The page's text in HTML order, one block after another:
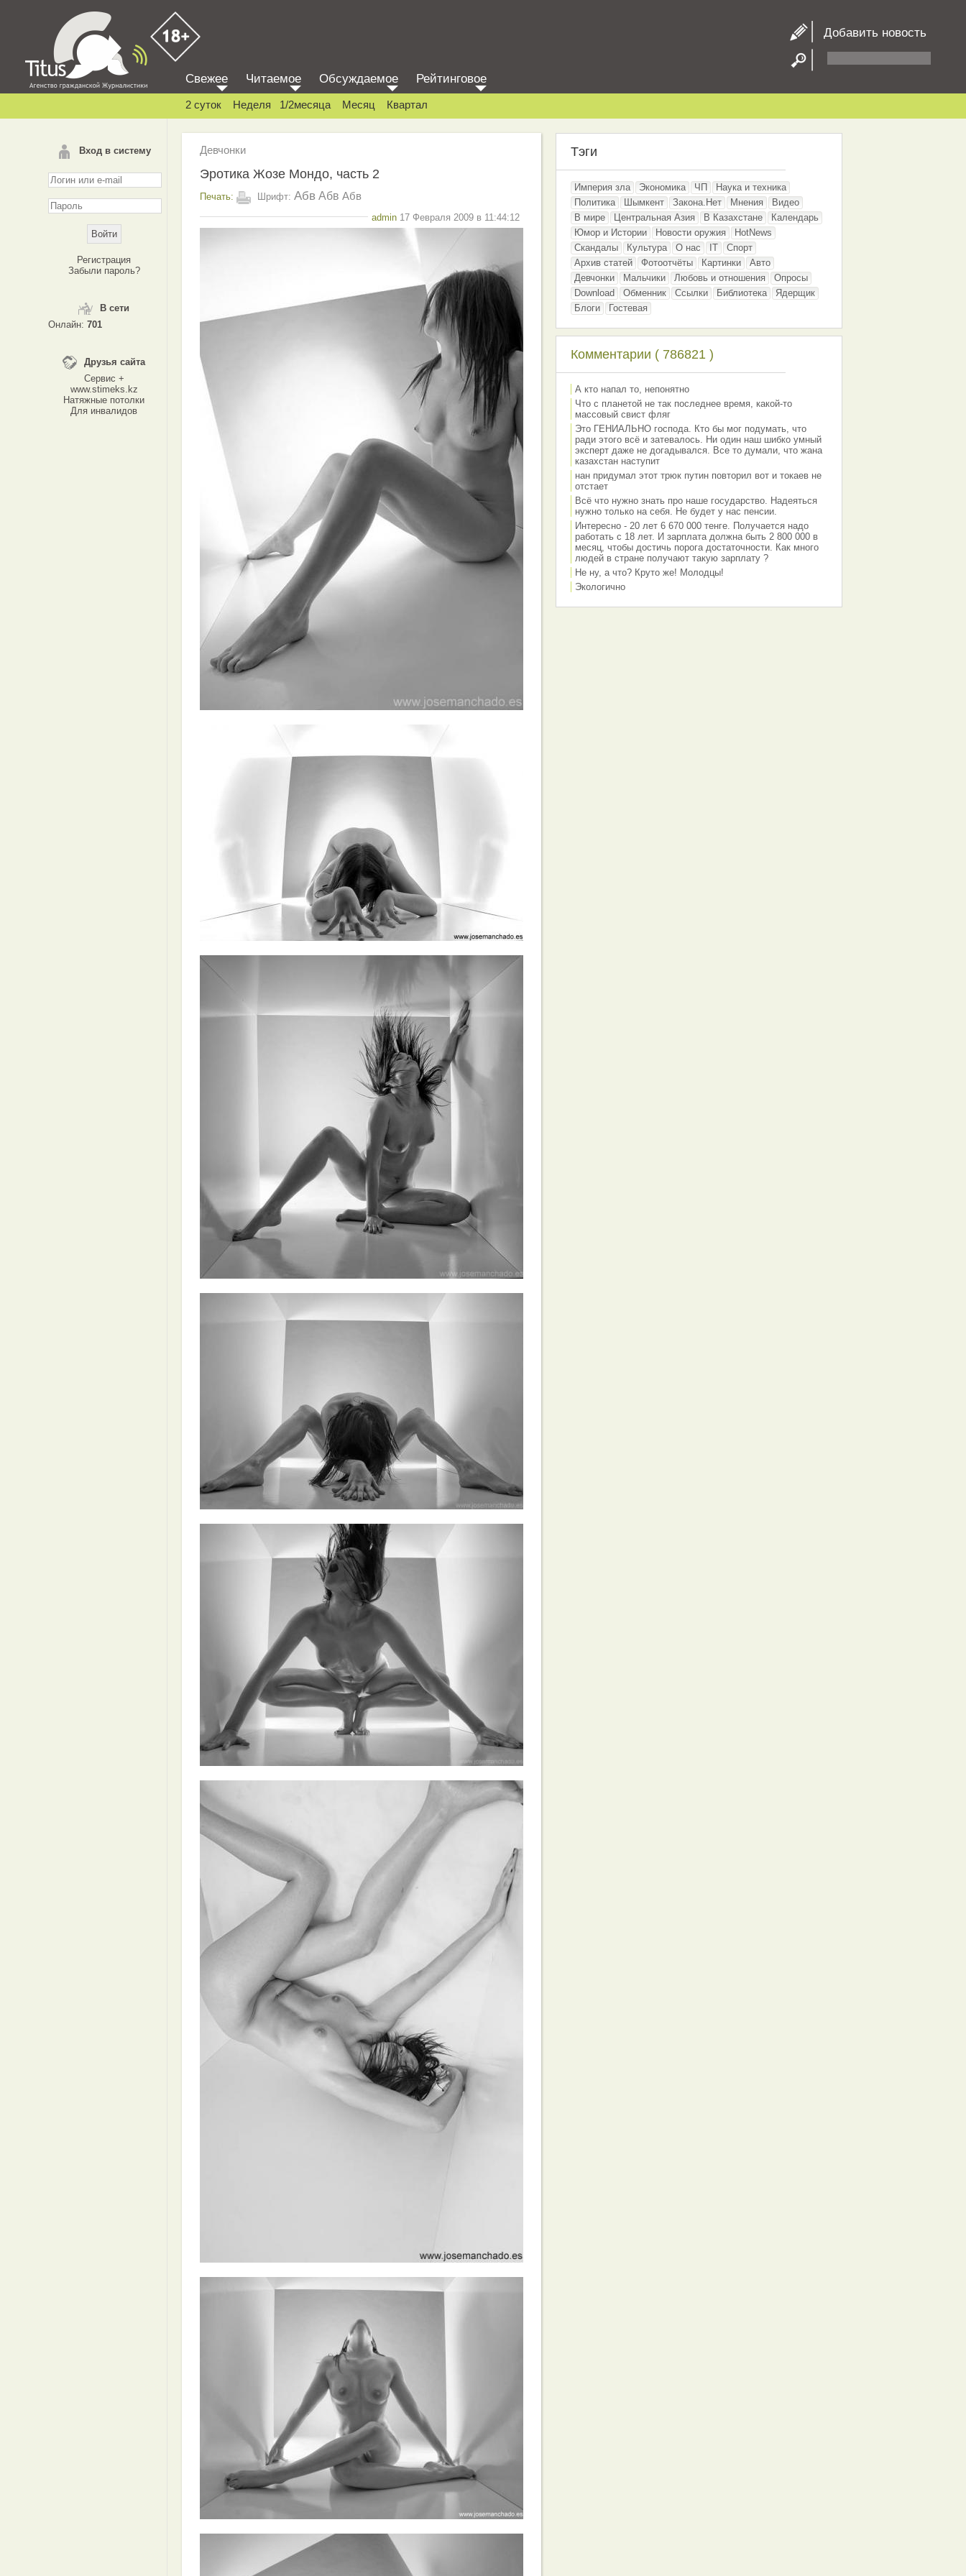
Добавить новость
Вход в систему
Регистрация
Забыли пароль?
В сети
Онлайн: 701
Друзья сайта
Сервис +
www.stimeks.kz
Натяжные потолки
Для инвалидов
Свежее Читаемое Обсуждаемое Рейтинговое
2 суток Неделя 1/2месяца Месяц Квартал
Девчонки
Эротика Жозе Мондо, часть 2
Печать: Шрифт: Абв Абв Абв
admin 17 Февраля 2009 в 11:44:12
Тэги
Империя зла Экономика ЧП
Наука и техника
Политика
Шымкент Закона.Нет Мнения
Видео
В мире
Центральная Азия В Казахстане
Календарь
Юмор и Истории
Новости оружия
HotNews
Скандалы
Культура О нас IT
Спорт
Архив статей
Фотоотчёты Картинки
Авто
Девчонки
Мальчики Любовь и отношения
Опросы
Download
Обменник Ссылки Библиотека
Ядерщик
Блоги
Гостевая
Комментарии ( 786821 )
А кто напал то, непонятно
Что с планетой не так последнее время, какой-то
массовый свист фляг
Это ГЕНИАЛЬНО господа. Кто бы мог подумать, что
ради этого всё и затевалось. Ни один наш шибко умный
эксперт даже не догадывался. Все то думали, что жана
казахстан наступит
нан придумал этот трюк путин повторил вот и токаев не
отстает
Всё что нужно знать про наше государство. Надеяться
нужно только на себя. Не будет у нас пенсии.
Интересно - 20 лет 6 670 000 тенге. Получается надо
работать с 18 лет. И зарплата должна быть 2 800 000 в
месяц, чтобы достичь порога достаточности. Как много
людей в стране получают такую зарплату ?
Не ну, а что? Круто же! Молодцы!
Экологично